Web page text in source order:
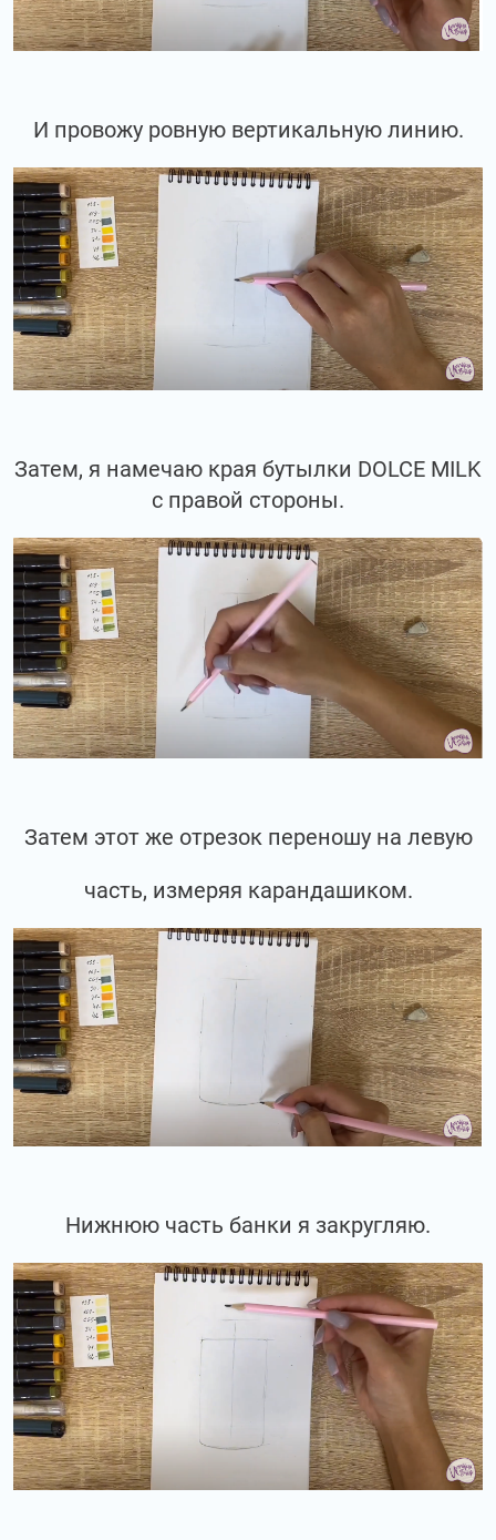
И провожу ровную вертикальную линию.
Затем, я намечаю края бутылки DOLCE MILK
с правой стороны.
Затем этот же отрезок переношу на левую
часть, измеряя карандашиком.
Нижнюю часть банки я закругляю.